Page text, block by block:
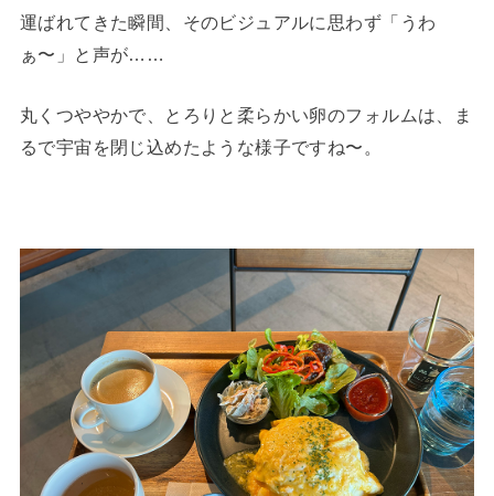
運ばれてきた瞬間、そのビジュアルに思わず「うわ
ぁ〜」と声が……
丸くつややかで、とろりと柔らかい卵のフォルムは、ま
るで宇宙を閉じ込めたような様子ですね〜。